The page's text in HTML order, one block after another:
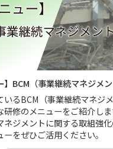
】BCM（事業継続マネジメン
いるBCM（事業継続マネジ
研修のメニューをご紹介し
ネジメントに関する取組強
をぜひご活用ください。